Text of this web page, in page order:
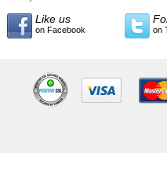
Like us
on Facebook on